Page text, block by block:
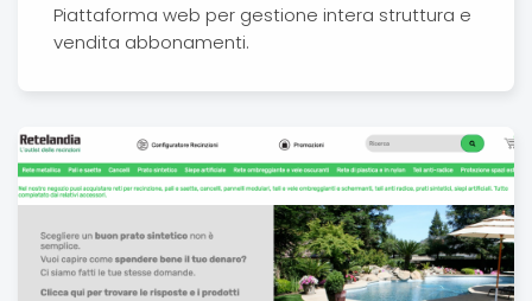
Piattaforma web per gestione intera struttura e
vendita abbonamenti.